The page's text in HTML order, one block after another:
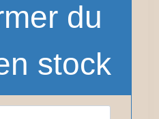
du
stock